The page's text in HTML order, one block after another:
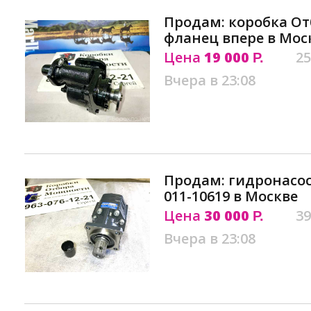
Продам: коробка
фланец впере в
Цена 19 000 Р.
Вчера в 23:08
Продам: гидронасос
011-10619 в Москве
Цена 30 000 Р.
Вчера в 23:08